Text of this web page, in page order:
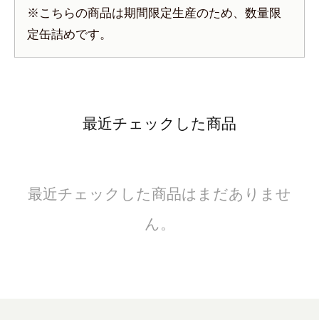
※こちらの商品は期間限定生産のため、数量限
定缶詰めです。
最近チェックした商品
最近チェックした商品はまだありませ
ん。